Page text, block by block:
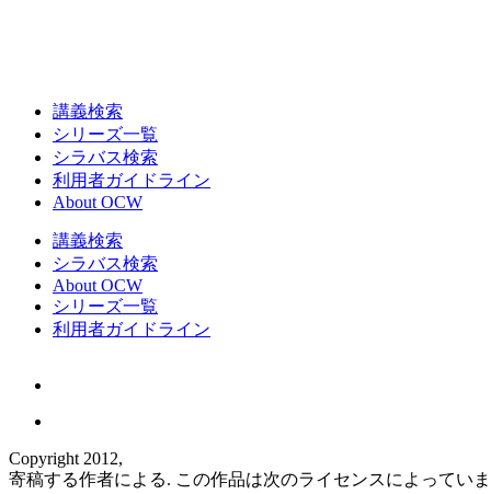
講義検索
シリーズ一覧
シラバス検索
利用者ガイドライン
About OCW
講義検索
シラバス検索
About OCW
シリーズ一覧
利用者ガイドライン
Copyright 2012,
寄稿する作者による. この作品は次のライセンスによってい